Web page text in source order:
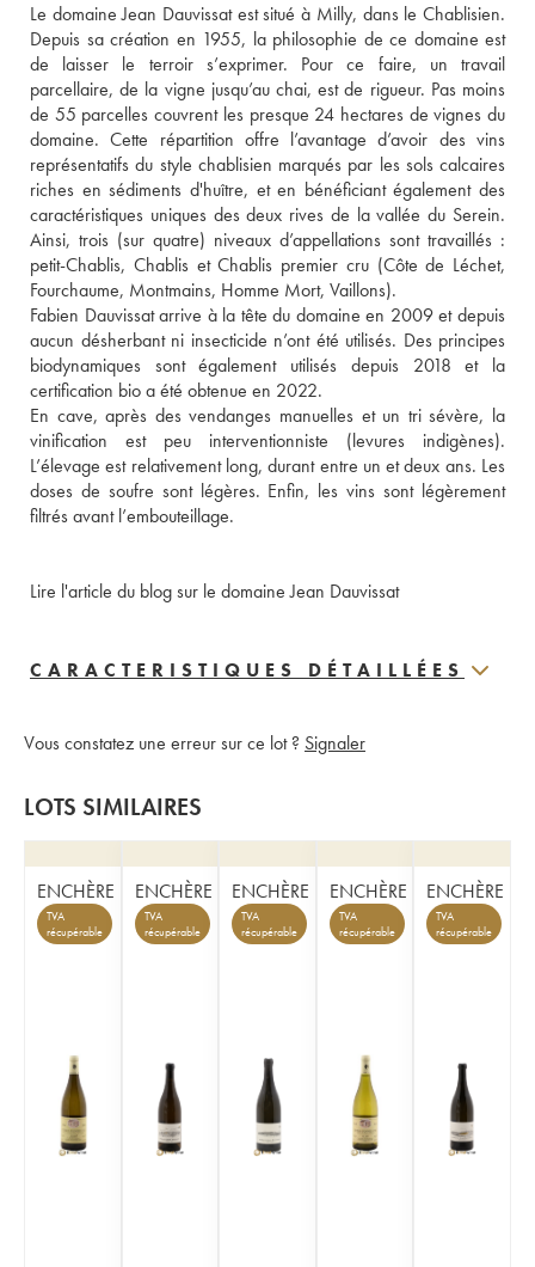
Le domaine Jean Dauvissat est situé à Milly, dans le Chablisien.
Depuis sa création en 1955, la philosophie de ce domaine est
de laisser le terroir s’exprimer. Pour ce faire, un travail
parcellaire, de la vigne jusqu’au chai, est de rigueur. Pas moins
de 55 parcelles couvrent les presque 24 hectares de vignes du
domaine. Cette répartition offre l’avantage d’avoir des vins
représentatifs du style chablisien marqués par les sols calcaires
riches en sédiments d'huître, et en bénéficiant également des
caractéristiques uniques des deux rives de la vallée du Serein.
Ainsi, trois (sur quatre) niveaux d’appellations sont travaillés :
petit-Chablis, Chablis et Chablis premier cru (Côte de Léchet,
Fourchaume, Montmains, Homme Mort, Vaillons).
Fabien Dauvissat arrive à la tête du domaine en 2009 et depuis
aucun désherbant ni insecticide n’ont été utilisés. Des principes
biodynamiques sont également utilisés depuis 2018 et la
certification bio a été obtenue en 2022.
En cave, après des vendanges manuelles et un tri sévère, la
vinification est peu interventionniste (levures indigènes).
L’élevage est relativement long, durant entre un et deux ans. Les
doses de soufre sont légères. Enfin, les vins sont légèrement
filtrés avant l’embouteillage.
Lire l'article du blog sur le domaine Jean Dauvissat
CARACTERISTIQUES DÉTAILLÉES
Vous constatez une erreur sur ce lot ? Signaler
LOTS SIMILAIRES
ENCHÈRE
TVA
récupérable
ENCHÈRE
TVA
récupérable
ENCHÈRE
TVA
récupérable
ENCHÈRE
TVA
récupérable
ENCHÈRE
TVA
récupérable